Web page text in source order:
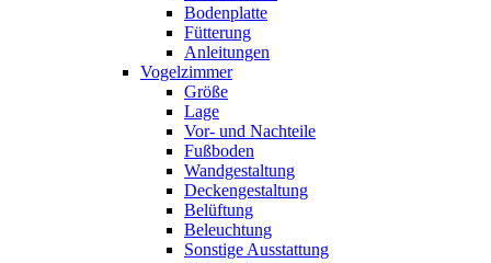
Bodenplatte
Fütterung
Anleitungen
Vogelzimmer
Größe
Lage
Vor- und Nachteile
Fußboden
Wandgestaltung
Deckengestaltung
Belüftung
Beleuchtung
Sonstige Ausstattung